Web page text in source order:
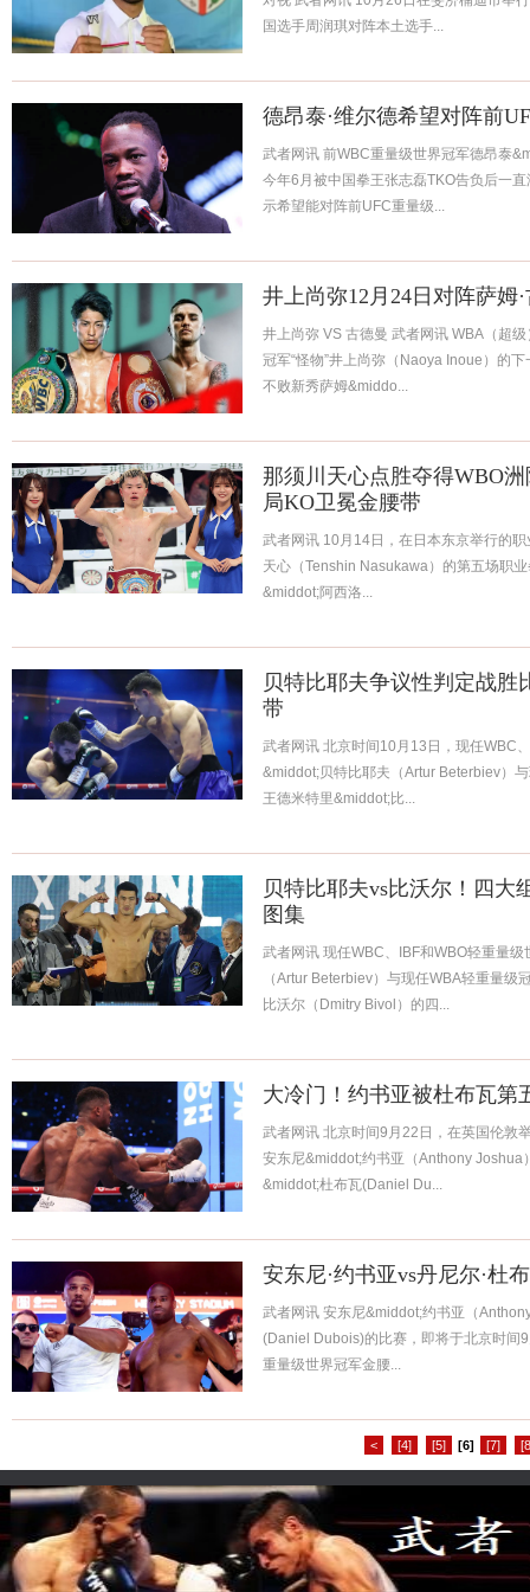
国选手周润琪对阵本土选手...
德昂泰·维尔德希望对阵前
武者网讯 前WBC重量级世界冠军德昂泰
今年6月被中国拳王张志磊TKO告负后一
示希望能对阵前UFC重量级...
井上尚弥12月24日对阵萨姆
井上尚弥 VS 古德曼 武者网讯 WBA（超
冠军“怪物”井上尚弥（Naoya Inoue）的
不败新秀萨姆&middo...
那须川天心点胜夺得WBO
局KO卫冕金腰带
武者网讯 10月14日，在日本东京举行的
天心（Tenshin Nasukawa）的第五场职
&middot;阿西洛...
贝特比耶夫争议性判定战胜
带
武者网讯 北京时间10月13日，现任WBC
&middot;贝特比耶夫（Artur Beterbiev）
王德米特里&middot;比...
贝特比耶夫vs比沃尔！四大
图集
武者网讯 现任WBC、IBF和WBO轻重量
（Artur Beterbiev）与现任WBA轻重量
比沃尔（Dmitry Bivol）的四...
大冷门！约书亚被杜布瓦第
武者网讯 北京时间9月22日，在英国伦敦
安东尼&middot;约书亚（Anthony Joshua
&middot;杜布瓦(Daniel Du...
安东尼·约书亚vs丹尼尔·杜
武者网讯 安东尼&middot;约书亚（
(Daniel Dubois)的比赛，即将于北京时间
重量级世界冠军金腰...
< [4] [5] [6] [7]